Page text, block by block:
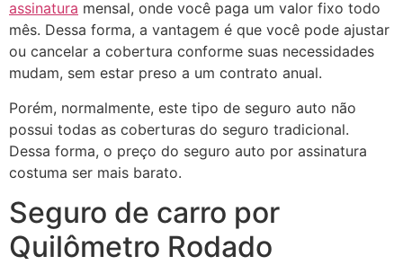
assinatura mensal, onde você paga um valor fixo todo
mês. Dessa forma, a vantagem é que você pode ajustar
ou cancelar a cobertura conforme suas necessidades
mudam, sem estar preso a um contrato anual.
Porém, normalmente, este tipo de seguro auto não
possui todas as coberturas do seguro tradicional.
Dessa forma, o preço do seguro auto por assinatura
costuma ser mais barato.
Seguro de carro por
Quilômetro Rodado